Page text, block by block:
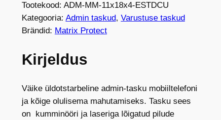
r
o
G
n
t
e
l
Tootekood: ADM-MM-11x18x4-ESTDCU
Kategooria: Admin taskud, Varustuse taskud
Brändid: Matrix Protect
Kirjeldus
Väike üldotstarbeline admin-tasku mobiiltelefoni
ja kõige olulisema mahutamiseks. Tasku sees
on kumminööri ja laseriga lõigatud pilude